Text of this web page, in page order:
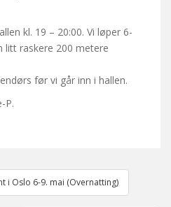
kl. 19 – 20:00. Vi løper 6-
litt raskere 200 metere
før vi går inn i hallen.
P.
i Oslo 6-9. mai (Overnatting)